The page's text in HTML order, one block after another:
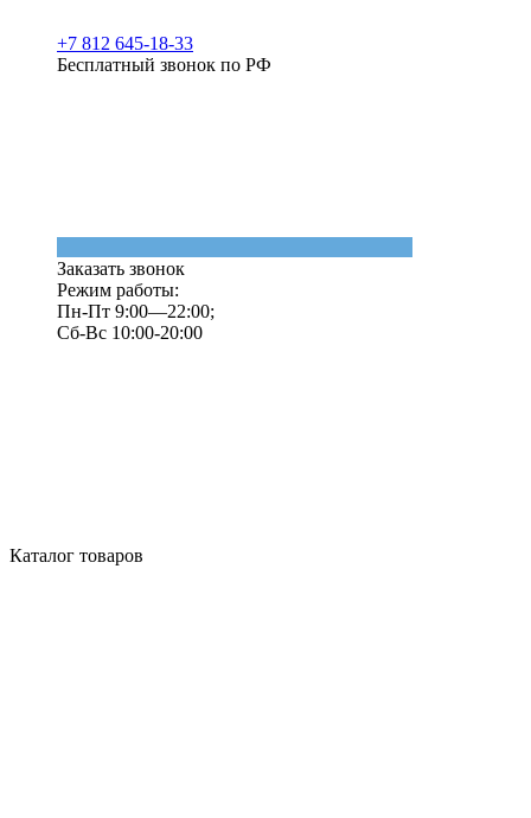
+7 812 645-18-33
Бесплатный звонок по РФ
Заказать звонок
Режим работы:
Пн-Пт 9:00—22:00;
Сб-Вс 10:00-20:00
Каталог товаров